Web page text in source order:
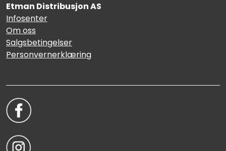
Etman Distribusjon AS
Infosenter
Om oss
Salgsbetingelser
Personvernerklæring